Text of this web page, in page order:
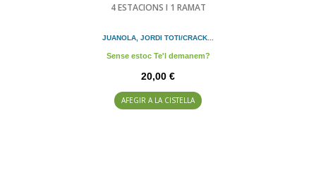
4 ESTACIONS I 1 RAMAT
JUANOLA, JORDI TOTI/CRACK...
Sense estoc Te'l demanem?
20,00 €
AFEGIR A LA CISTELLA